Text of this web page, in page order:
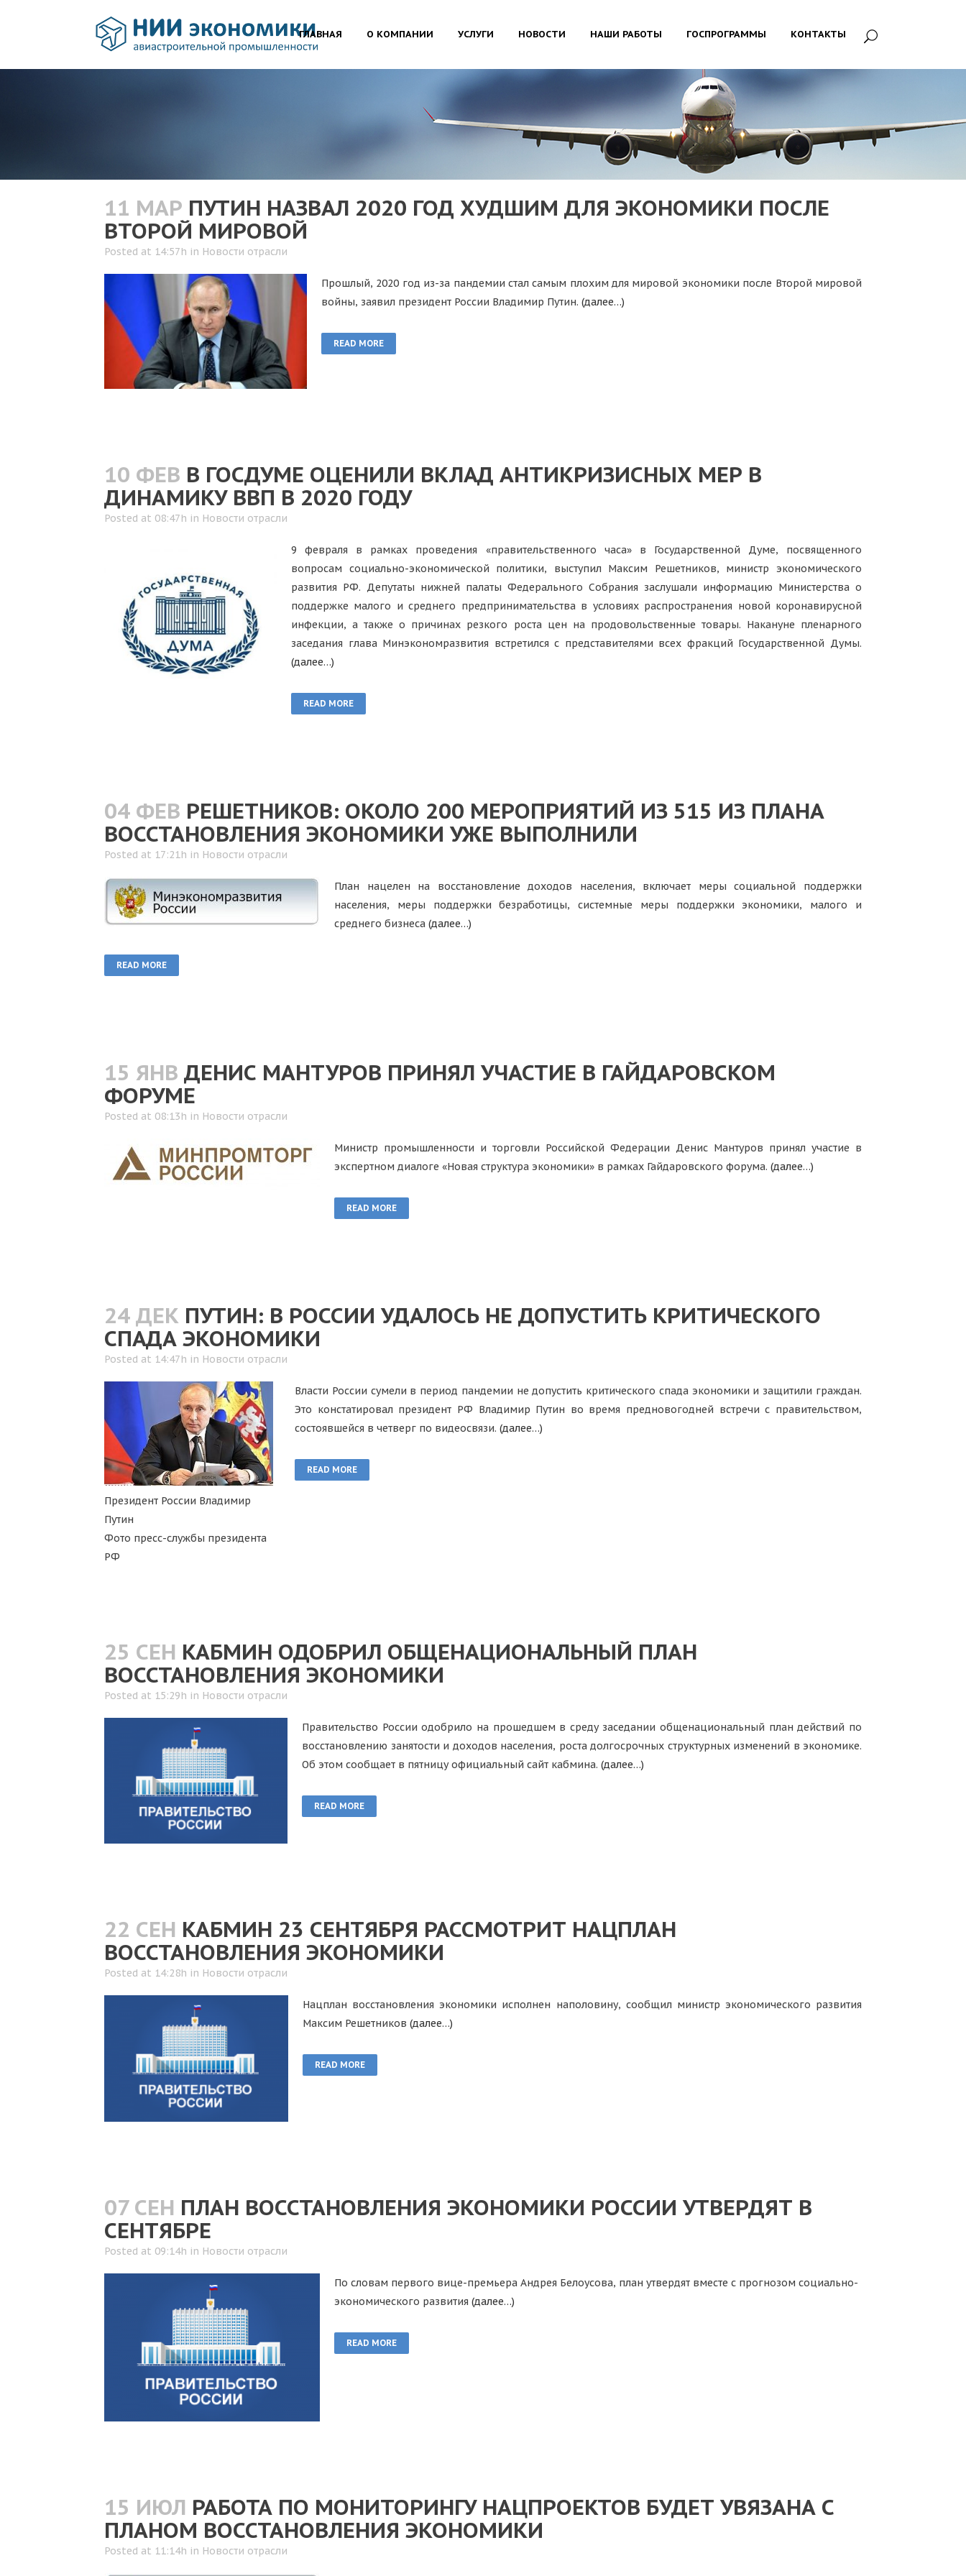
ГЛАВНАЯ О КОМПАНИИ УСЛУГИ НОВОСТИ НАШИ РАБОТЫ ГОСПРОГРАММЫ КОНТАКТЫ
11 МАР ПУТИН НАЗВАЛ 2020 ГОД ХУДШИМ ДЛЯ ЭКОНОМИКИ ПОСЛЕ
ВТОРОЙ МИРОВОЙ
Posted at 14:57h in Новости отрасли
Прошлый, 2020 год из-за пандемии стал самым плохим для мировой экономики после Второй мировой
войны, заявил президент России Владимир Путин. (далее…)
READ MORE
10 ФЕВ В ГОСДУМЕ ОЦЕНИЛИ ВКЛАД АНТИКРИЗИСНЫХ МЕР В
ДИНАМИКУ ВВП В 2020 ГОДУ
Posted at 08:47h in Новости отрасли
9 февраля в рамках проведения «правительственного часа» в Государственной Думе, посвященного
вопросам социально-экономической политики, выступил Максим Решетников, министр экономического
развития РФ. Депутаты нижней палаты Федерального Собрания заслушали информацию Министерства о
поддержке малого и среднего предпринимательства в условиях распространения новой коронавирусной
инфекции, а также о причинах резкого роста цен на продовольственные товары. Накануне пленарного
заседания глава Минэкономразвития встретился с представителями всех фракций Государственной Думы.
(далее…)
READ MORE
04 ФЕВ РЕШЕТНИКОВ: ОКОЛО 200 МЕРОПРИЯТИЙ ИЗ 515 ИЗ ПЛАНА
ВОССТАНОВЛЕНИЯ ЭКОНОМИКИ УЖЕ ВЫПОЛНИЛИ
Posted at 17:21h in Новости отрасли
План нацелен на восстановление доходов населения, включает меры социальной поддержки
населения, меры поддержки безработицы, системные меры поддержки экономики, малого и
среднего бизнеса (далее…)
READ MORE
15 ЯНВ ДЕНИС МАНТУРОВ ПРИНЯЛ УЧАСТИЕ В ГАЙДАРОВСКОМ
ФОРУМЕ
Posted at 08:13h in Новости отрасли
Министр промышленности и торговли Российской Федерации Денис Мантуров принял участие в
экспертном диалоге «Новая структура экономики» в рамках Гайдаровского форума. (далее…)
READ MORE
24 ДЕК ПУТИН: В РОССИИ УДАЛОСЬ НЕ ДОПУСТИТЬ КРИТИЧЕСКОГО
СПАДА ЭКОНОМИКИ
Posted at 14:47h in Новости отрасли
Президент России Владимир
Путин
Фото пресс-службы президента
РФ
Власти России сумели в период пандемии не допустить критического спада экономики и защитили граждан.
Это констатировал президент РФ Владимир Путин во время предновогодней встречи с правительством,
состоявшейся в четверг по видеосвязи. (далее…)
READ MORE
25 СЕН КАБМИН ОДОБРИЛ ОБЩЕНАЦИОНАЛЬНЫЙ ПЛАН
ВОССТАНОВЛЕНИЯ ЭКОНОМИКИ
Posted at 15:29h in Новости отрасли
Правительство России одобрило на прошедшем в среду заседании общенациональный план действий по
восстановлению занятости и доходов населения, роста долгосрочных структурных изменений в экономике.
Об этом сообщает в пятницу официальный сайт кабмина. (далее…)
READ MORE
22 СЕН КАБМИН 23 СЕНТЯБРЯ РАССМОТРИТ НАЦПЛАН
ВОССТАНОВЛЕНИЯ ЭКОНОМИКИ
Posted at 14:28h in Новости отрасли
Нацплан восстановления экономики исполнен наполовину, сообщил министр экономического развития
Максим Решетников (далее…)
READ MORE
07 СЕН ПЛАН ВОССТАНОВЛЕНИЯ ЭКОНОМИКИ РОССИИ УТВЕРДЯТ В
СЕНТЯБРЕ
Posted at 09:14h in Новости отрасли
По словам первого вице-премьера Андрея Белоусова, план утвердят вместе с прогнозом социально-
экономического развития (далее…)
READ MORE
15 ИЮЛ РАБОТА ПО МОНИТОРИНГУ НАЦПРОЕКТОВ БУДЕТ УВЯЗАНА С
ПЛАНОМ ВОССТАНОВЛЕНИЯ ЭКОНОМИКИ
Posted at 11:14h in Новости отрасли